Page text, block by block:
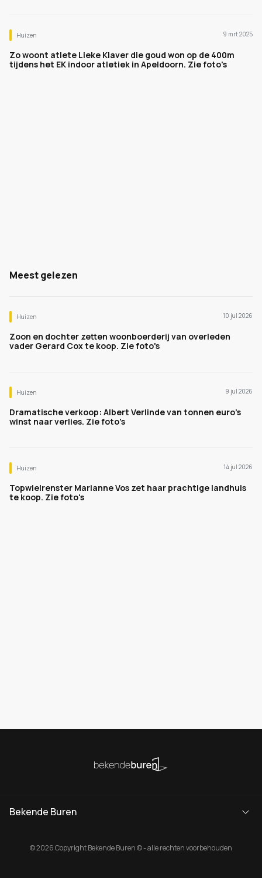
Huizen 9 mrt 2025
Zo woont atlete Lieke Klaver die goud won op de 400m
tijdens het EK indoor atletiek in Apeldoorn. Zie foto's
Meest gelezen
Huizen 10 jul 2026
Zoon en dochter zetten woonboerderij van overleden
vader Gerard Cox te koop. Zie foto's
Huizen 9 jul 2026
Dramatische verkoop: Albert Verlinde van tonnen euro's
winst naar verlies. Zie foto's
Huizen 14 jul 2026
Topwielrenster Marianne Vos zet haar prachtige landhuis
te koop. Zie foto's
Bekende Buren
© 2026 Copyright Bekende Buren © - alle rechten voorbehouden